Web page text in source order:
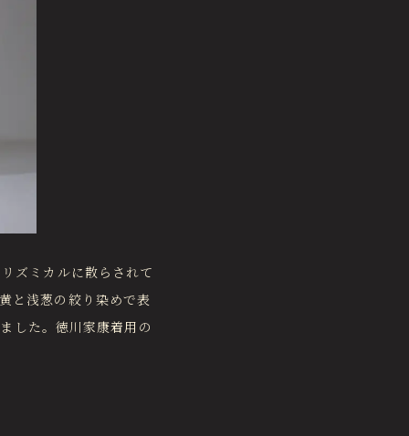
ズミカルに散らされて
と浅葱の絞り染めで表
した。徳川家康着用の